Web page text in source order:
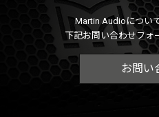
Martin Audioについ
下記お問い合わせフォ
お問い